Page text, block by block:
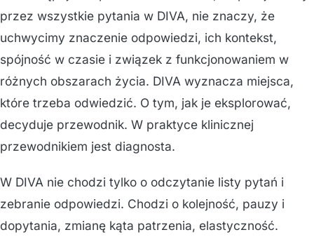
przez wszystkie pytania w DIVA, nie znaczy, że
uchwycimy znaczenie odpowiedzi, ich kontekst,
spójność w czasie i związek z funkcjonowaniem w
różnych obszarach życia. DIVA wyznacza miejsca,
które trzeba odwiedzić. O tym, jak je eksplorować,
decyduje przewodnik. W praktyce klinicznej
przewodnikiem jest diagnosta.
W DIVA nie chodzi tylko o odczytanie listy pytań i
zebranie odpowiedzi. Chodzi o kolejność, pauzy i
dopytania, zmianę kąta patrzenia, elastyczność.